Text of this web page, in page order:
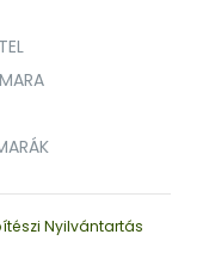
Nyilvántartás